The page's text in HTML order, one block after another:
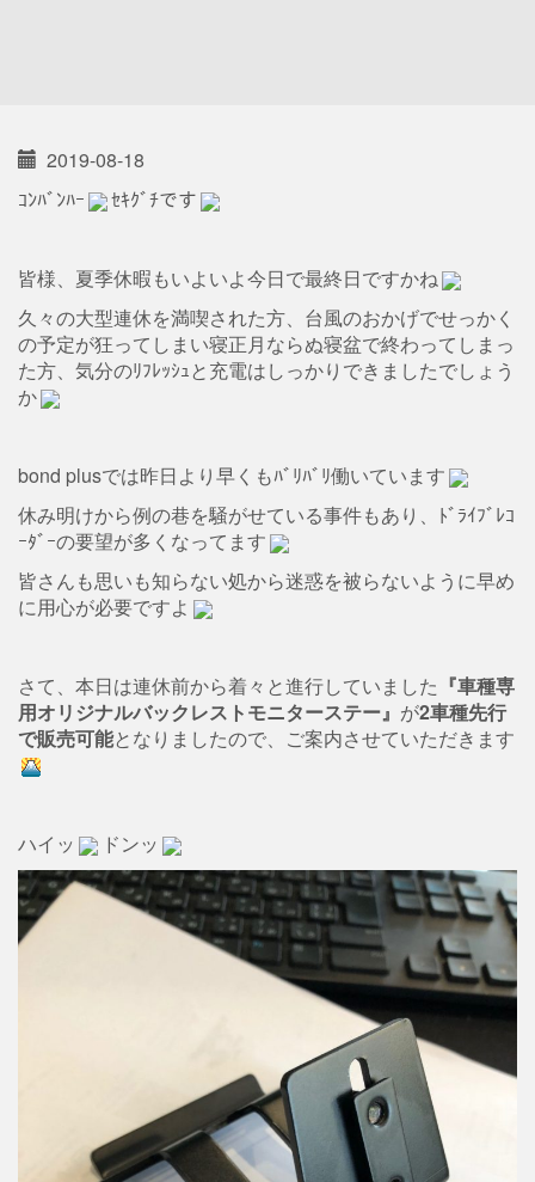
2019-08-18
ｺﾝﾊﾞﾝﾊｰ
ｾｷｸﾞﾁです
皆様、夏季休暇もいよいよ今日で最終日ですかね
久々の大型連休を満喫された方、台風のおかげでせっかく
の予定が狂ってしまい寝正月ならぬ寝盆で終わってしまっ
た方、気分のﾘﾌﾚｯｼｭと充電はしっかりできましたでしょう
か
bond plusでは昨日より早くもﾊﾞﾘﾊﾞﾘ働いています
休み明けから例の巷を騒がせている事件もあり、ﾄﾞﾗｲﾌﾞﾚｺ
ｰﾀﾞｰの要望が多くなってます
皆さんも思いも知らない処から迷惑を被らないように早め
に用心が必要ですよ
さて、本日は連休前から着々と進行していました 『車種専
用オリジナルバックレストモニターステー』 が2車種先行
で販売可能となりましたので、ご案内させていただきます
ハイッ ドンッ